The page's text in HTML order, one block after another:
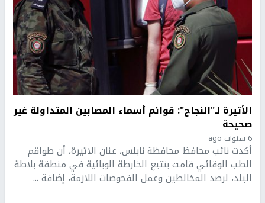
الأتيرة لـ"النجاح": قوائم أسماء المصابين المتداولة غير
صحيحة
6 سنوات ago
أكدت نائب محافظ محافظة نابلس، عنان الاتيرة، أن طواقم
الطب الوقائي قامت بتتبع الخارطة الوبائية في منطقة بلاطة
البلد، لرصد المخالطين وعمل الفحوصات اللازمة، إضافة ...